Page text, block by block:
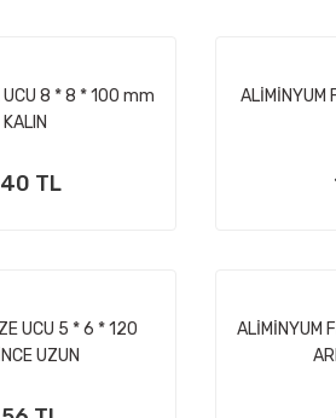
UCU 8 * 8 * 100 mm
TL
ALİMİNYUM
UCU 5 * 6 * 120
UZUN
ALİMİNYUM